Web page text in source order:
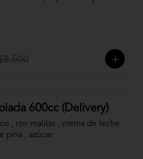
600cc (Delivery)
, ron malibu , crema de leche
piña , azúcar.